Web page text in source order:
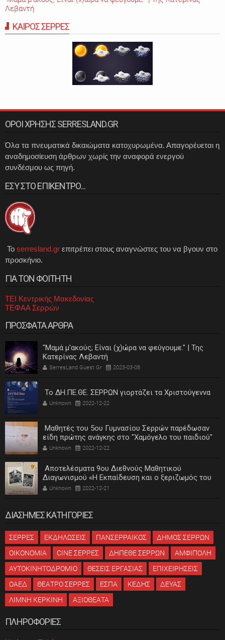
Λεβαντή
ΚΑΙΡΟΣ ΣΕΡΡΕΣ
ΟΡΟΙ ΧΡΗΣΗΣ SERRESLAND.GR
Όλα τα πνευματικά δικαιώματα κατοχυρωμένα. Απαγορέυεται η
αναδημοσίευση άρθρων χωρίς την αναφορά ενεργού
συνδέσμου ως πηγή.
ΕΣΥ ΣΤΟ ΕΠΙΚΕΝΤΡΟ...
Το serresland.gr επιτρέπει στους αναγνώστες του να βγουν στο
προσκήνιο.
ΓΙΑ ΤΟΝ ΦΟΙΤΗΤΗ
ΤΕΙ Κεντρικής Μακεδονίας
ΤΕΦΑΑ Σερρών
ΠΡΟΣΦΑΤΑ ΑΡΘΡΑ
"Μαμά μ'ακούς; Είναι (χ)ώρα να φεύγουμε." | Της
Κατερίνας Λεβαντή
SerresLand Guest Gr 2023-03-08
Το ΔΗ.ΠΕ.ΘΕ. ΣΕΡΡΩΝ γιορτάζει τα Χριστούγεννα
Unknown 2022-12-22
Μαθητές του 5ου Γυμνασίου Σερρών παρέδωσαν
είδη πρώτης ανάγκης στο "Χαμόγελο του παιδιού"
Unknown 2022-12-22
Αποτελέσματα 9ου Διεθνούς Μαθητικού
Διαγωνισμού «Η Εκπαίδευση και ο ξεριζωμός του
ελληνισμού»
Unknown 2022-12-21
ΔΙΑΣΗΜΕΣ ΚΑΤΗΓΟΡΙΕΣ
ΣΕΡΡΕΣ ΕΚΔΗΛΩΣΕΙΣ ΠΑΝΣΕΡΡΑΙΚΟΣ
ΔΗΜΟΣ ΣΕΡΡΩΝ
ΟΙΚΟΝΟΜΙΑ
CINE ΣΕΡΡΕΣ ΔΗΠΕΘΕ ΣΕΡΡΩΝ
ΑΜΦΙΠΟΛΗ
ΑΥΤΟΚΙΝΗΤΟΔΡΟΜΙΟ
ΘΕΣΕΙΣ ΕΡΓΑΣΙΑΣ
ΕΠΙΧΕΙΡΗΣΕΙΣ
ΟΑΕΔ
ΘΕΑΤΡΟ ΣΕΡΡΕΣ ΕΣΠΑ ΚΕΔΗΣ
ΔΕΥΑΣ
ΛΙΜΝΗ ΚΕΡΚΙΝΗ
ΑΞΙΟΘΕΑΤΑ
ΠΛΗΡΟΦΟΡΙΕΣ